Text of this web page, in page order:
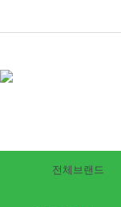
전체브랜드